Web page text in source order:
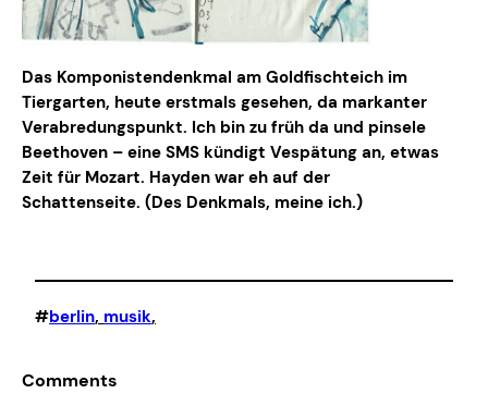
Das Komponistendenkmal am Goldfischteich im
Tiergarten, heute erstmals gesehen, da markanter
Verabredungspunkt. Ich bin zu früh da und pinsele
Beethoven – eine SMS kündigt Vespätung an, etwas
Zeit für Mozart. Hayden war eh auf der
Schattenseite. (Des Denkmals, meine ich.)
#berlin, musik,
Comments